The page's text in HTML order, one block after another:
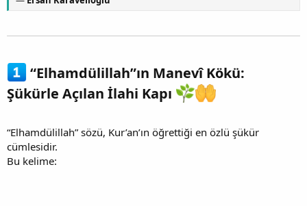
“Elhamdülillah”ın Manevî Kökü:
Şükürle Açılan İlahi Kapı
“Elhamdülillah” sözü, Kur’an’ın öğrettiği en özlü şükür
cümlesidir.
Bu kelime: